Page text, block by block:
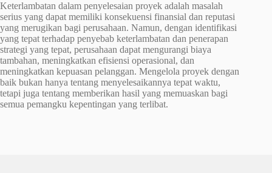
Keterlambatan dalam penyelesaian proyek adalah masalah
serius yang dapat memiliki konsekuensi finansial dan reputasi
yang merugikan bagi perusahaan. Namun, dengan identifikasi
yang tepat terhadap penyebab keterlambatan dan penerapan
strategi yang tepat, perusahaan dapat mengurangi biaya
tambahan, meningkatkan efisiensi operasional, dan
meningkatkan kepuasan pelanggan. Mengelola proyek dengan
baik bukan hanya tentang menyelesaikannya tepat waktu,
tetapi juga tentang memberikan hasil yang memuaskan bagi
semua pemangku kepentingan yang terlibat.